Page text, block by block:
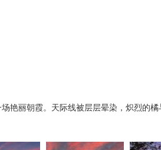
艳丽朝霞。天际线被层层晕染，炽烈的